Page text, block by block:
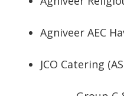
Agniveer AEC
JCO Catering